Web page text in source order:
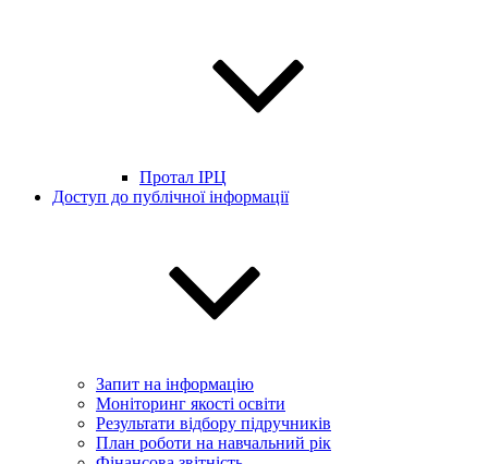
Протал ІРЦ
Доступ до публічної інформації
Запит на інформацію
Моніторинг якості освіти
Результати відбору підручників
План роботи на навчальний рік